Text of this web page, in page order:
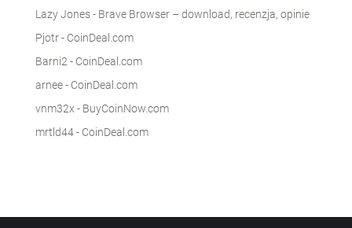
Lazy Jones- Brave Browser – download, recenzja, opinie
Pjotr- CoinDeal.com
Barni2 - CoinDeal.com
arnee- CoinDeal.com
vnm32x - BuyCoinNow.com
mrtld44- CoinDeal.com